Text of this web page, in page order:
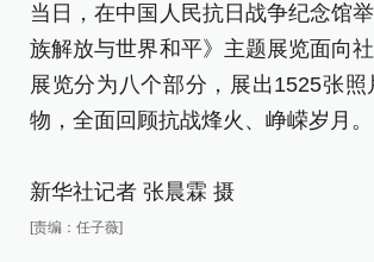
当日，在中国人民抗日战争纪念馆
族解放与世界和平》主题展览面向社
展览分为八个部分，展出1525张照
物，全面回顾抗战烽火、峥嵘岁月。
新华社记者 张晨霖 摄
[责编：任子薇]